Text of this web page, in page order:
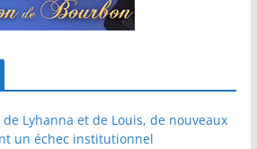
Lyhanna et de Louis, de nouveaux
un échec institutionnel